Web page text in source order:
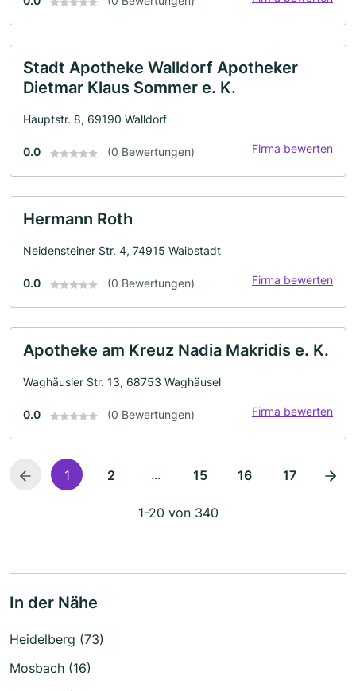
Stadt Apotheke Walldorf Apotheker
Dietmar Klaus Sommer e. K.
Hauptstr. 8, 69190 Walldorf
0.0 (0 Bewertungen) Firma bewerten
Hermann Roth
Neidensteiner Str. 4, 74915 Waibstadt
0.0 (0 Bewertungen) Firma bewerten
Apotheke am Kreuz Nadia Makridis e. K.
Waghäusler Str. 13, 68753 Waghäusel
0.0 (0 Bewertungen) Firma bewerten
1 2 ... 15 16 17
1-20 von 340
In der Nähe
Heidelberg (73)
Mosbach (16)